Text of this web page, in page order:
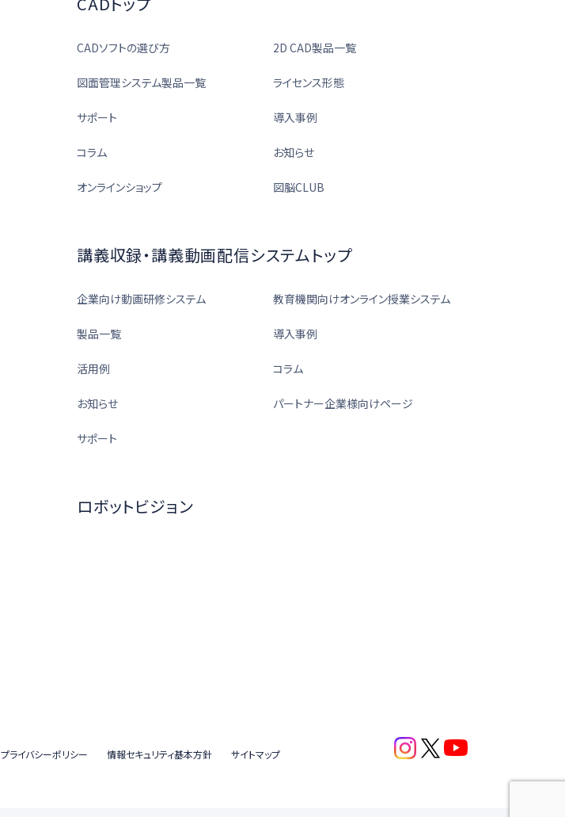
CADソフトの選び方 2D CAD製品一覧
図面管理システム製品一覧 ライセンス形態
サポート 導入事例
コラム お知らせ
オンラインショップ 図脳CLUB
講義収録・講義動画配信システムトップ
企業向け動画研修システム 教育機関向けオンライン授業システム
製品一覧 導入事例
活用例 コラム
お知らせ パートナー企業様向けページ
サポート
ロボットビジョン
プライバシーポリシー 情報セキュリティ基本方針 サイトマップ